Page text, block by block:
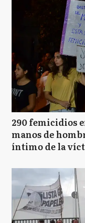
290 femicidios
manos de
íntimo de la